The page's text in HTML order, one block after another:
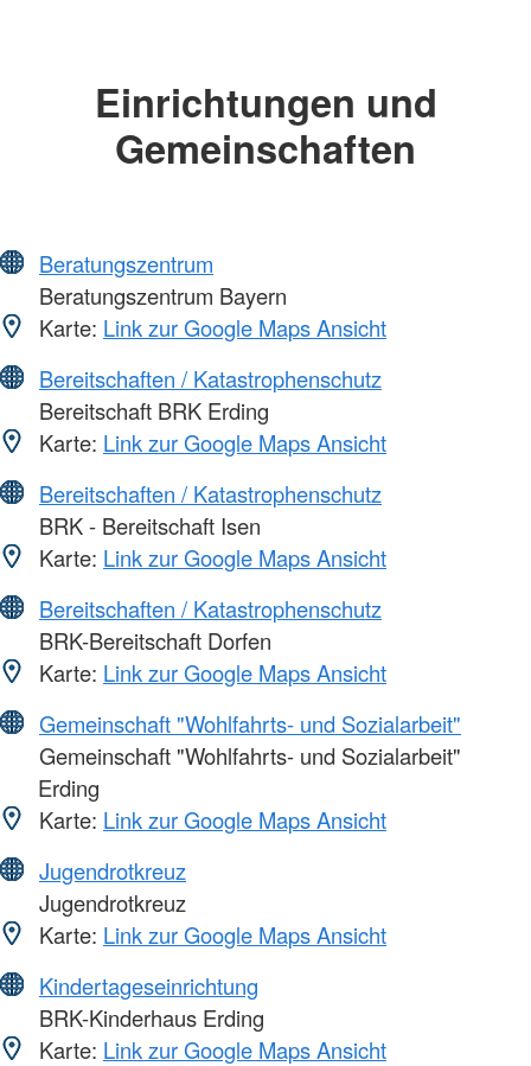
Einrichtungen und
Gemeinschaften
Beratungszentrum
Beratungszentrum Bayern
Karte: Link zur Google Maps Ansicht
Bereitschaften / Katastrophenschutz
Bereitschaft BRK Erding
Karte: Link zur Google Maps Ansicht
Bereitschaften / Katastrophenschutz
BRK - Bereitschaft Isen
Karte: Link zur Google Maps Ansicht
Bereitschaften / Katastrophenschutz
BRK-Bereitschaft Dorfen
Karte: Link zur Google Maps Ansicht
Gemeinschaft "Wohlfahrts- und Sozialarbeit"
Gemeinschaft "Wohlfahrts- und Sozialarbeit"
Erding
Karte: Link zur Google Maps Ansicht
Jugendrotkreuz
Jugendrotkreuz
Karte: Link zur Google Maps Ansicht
Kindertageseinrichtung
BRK-Kinderhaus Erding
Karte: Link zur Google Maps Ansicht